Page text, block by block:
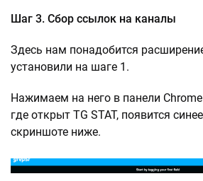
Шаг 3. Сбор ссылок на каналы
Здесь нам понадобится
установили на шаге 1.
Нажимаем на него в панели
где открыт TG STAT, появится
скриншоте ниже.